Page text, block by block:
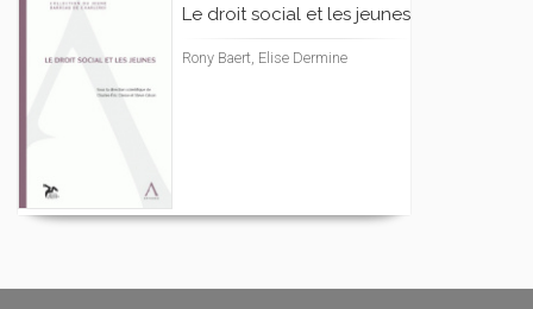
Le droit social et les jeunes
Rony Baert, Elise Dermine